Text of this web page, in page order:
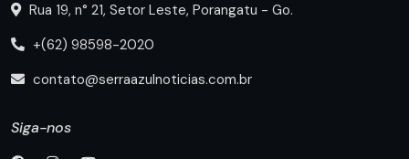
Rua 19, n° 21, Setor Leste, Porangatu - Go.
+(62) 98598-2020
contato@serraazulnoticias.com.br
Siga-nos